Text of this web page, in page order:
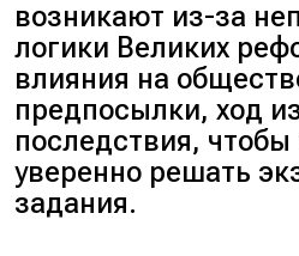
возникают из-за
логики Великих
влияния на
предпосылки, ход
последствия,
уверенно решать
задания.